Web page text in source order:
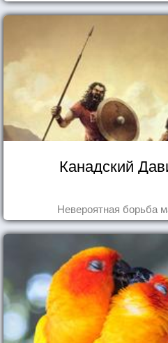
Канадский
Невероятная борьба